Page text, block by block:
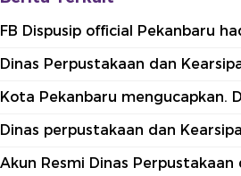
FB Dispusip official Pekanbaru
Dinas Perpustakaan dan
Kota Pekanbaru mengucapkan.
Dinas perpustakaan dan
Akun Resmi Dinas